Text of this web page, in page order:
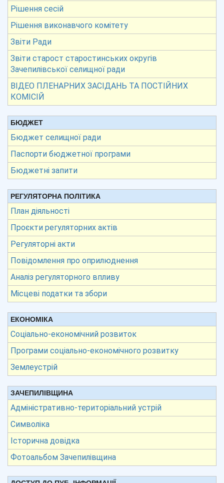
Рішення сесій
Рішення виконавчого комітету
Звіти Ради
Звіти старост старостинських округів
Зачепилівської селищної ради
ВІДЕО ПЛЕНАРНИХ ЗАСІДАНЬ ТА ПОСТІЙНИХ
КОМІСІЙ
БЮДЖЕТ
Бюджет селищної ради
Паспорти бюджетної програми
Бюджетні запити
РЕГУЛЯТОРНА ПОЛІТИКА
План діяльності
Проєкти регуляторних актів
Регуляторні акти
Повідомлення про оприлюднення
Аналіз регуляторного впливу
Місцеві податки та збори
ЕКОНОМІКА
Соціально-економічний розвиток
Програми соціально-економічного розвитку
Землеустрій
ЗАЧЕПИЛІВЩИНА
Адміністративно-територіальний устрій
Символіка
Історична довідка
Фотоальбом Зачепилівщина